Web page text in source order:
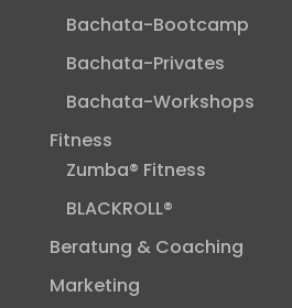
Bachata-Bootcamp
Bachata-Privates
Bachata-Workshops
Fitness
Zumba® Fitness
BLACKROLL®
Beratung & Coaching
Marketing